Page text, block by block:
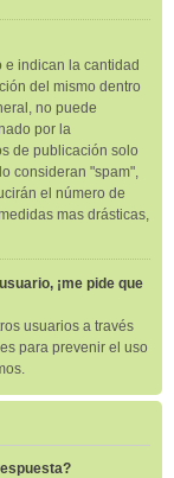
indican la cantidad
del mismo dentro
no puede
por la
de publicación solo
consideran "spam",
el número de
mas drásticas,
¡me pide que
usuarios a través
para prevenir el uso